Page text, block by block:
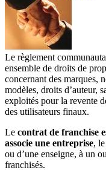
Le règlement
ensemble de droits de
concernant des marques,
modèles, droits d’auteur,
exploités pour la revente
des utilisateurs finaux.
Le contrat de franchise
associe une entreprise,
ou d’une enseigne, à un
franchisés.